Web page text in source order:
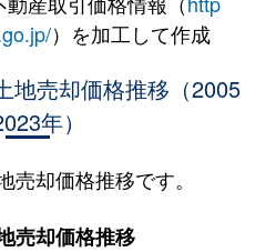
）を加工して作成
地売却価格推移（2005
年）
却価格推移です。
売却価格推移